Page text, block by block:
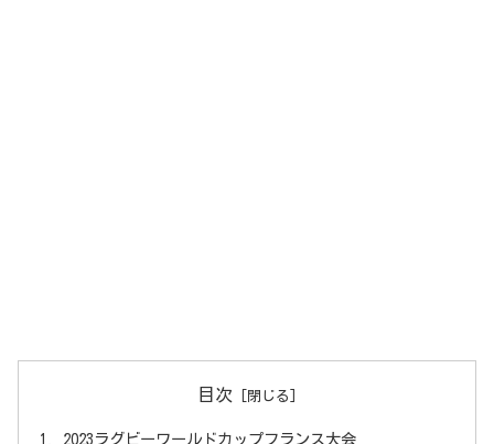
目次
2023ラグビーワールドカップフランス大会